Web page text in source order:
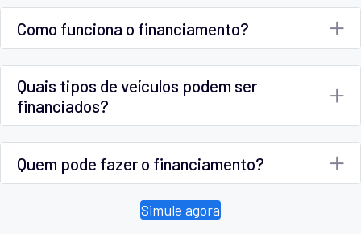
Como funciona o financiamento?
Quais tipos de veículos podem ser
financiados?
Quem pode fazer o financiamento?
Simule agora